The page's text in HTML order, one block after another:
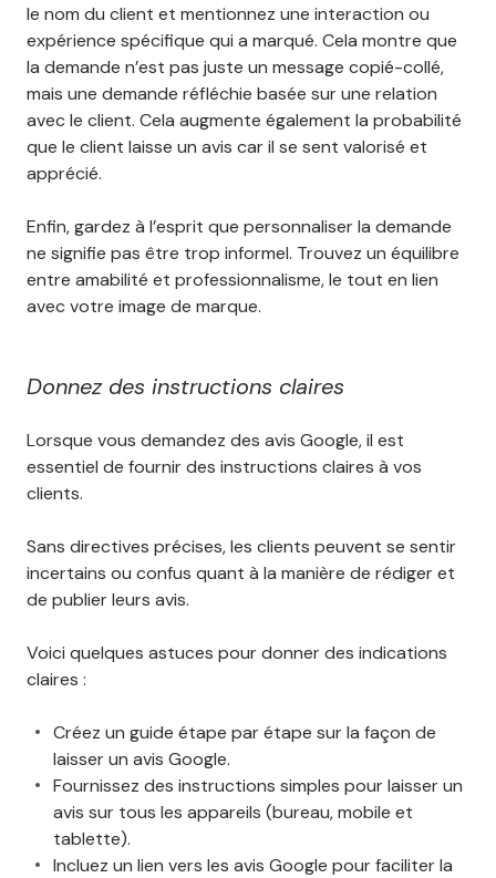
le nom du client et mentionnez une interaction ou
expérience spécifique qui a marqué. Cela montre que
la demande n’est pas juste un message copié-collé,
mais une demande réfléchie basée sur une relation
avec le client. Cela augmente également la probabilité
que le client laisse un avis car il se sent valorisé et
apprécié.
Enfin, gardez à l’esprit que personnaliser la demande
ne signifie pas être trop informel. Trouvez un équilibre
entre amabilité et professionnalisme, le tout en lien
avec votre image de marque.
Donnez des instructions claires
Lorsque vous demandez des avis Google, il est
essentiel de fournir des instructions claires à vos
clients.
Sans directives précises, les clients peuvent se sentir
incertains ou confus quant à la manière de rédiger et
de publier leurs avis.
Voici quelques astuces pour donner des indications
claires :
Créez un guide étape par étape sur la façon de
laisser un avis Google.
Fournissez des instructions simples pour laisser un
avis sur tous les appareils (bureau, mobile et
tablette).
Incluez un lien vers les avis Google pour faciliter la